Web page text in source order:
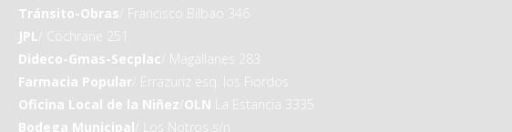
Tránsito-Obras / Francisco Bilbao 346
JPL / Cochrane 251
Dideco-Gmas-Secplac / Magallanes 283
Farmacia Popular / Errazuriz esq. los Fiordos
Oficina Local de la Niñez OLN La Estancia 3335
Bodega Municipal / Los Notros s/n